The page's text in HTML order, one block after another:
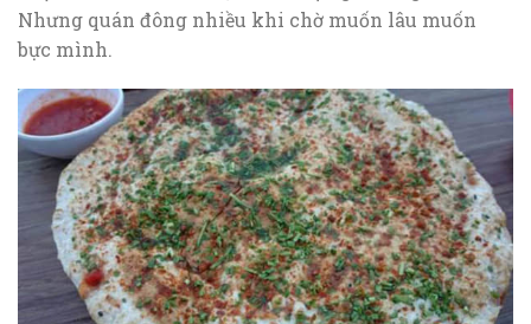
Nhưng quán đông nhiều khi chờ muốn lâu muốn
bực mình.